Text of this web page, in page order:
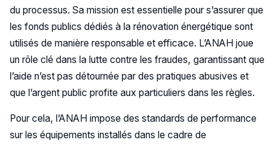
du processus. Sa mission est essentielle pour s’assurer que
les fonds publics dédiés à la rénovation énergétique sont
utilisés de manière responsable et efficace. L’ANAH joue
un rôle clé dans la lutte contre les fraudes, garantissant que
l’aide n’est pas détournée par des pratiques abusives et
que l’argent public profite aux particuliers dans les règles.
Pour cela, l’ANAH impose des standards de performance
sur les équipements installés dans le cadre de